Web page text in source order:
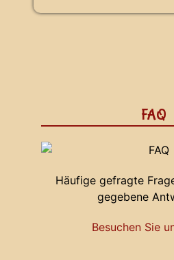
FAQ
Häufige gefragte
gegebene
Besuchen Sie